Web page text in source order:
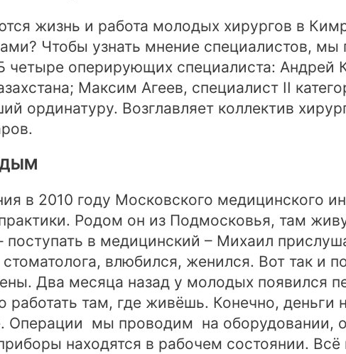
жизнь и работа молодых хирургов в
Чтобы узнать мнение специалистов,
четыре оперирующих специалиста: Андрей
Максим Агеев, специалист II
ординатуру. Возглавляет коллектив
в 2010 году Московского медицинского
Родом он из Подмосковья, там
в медицинский – Михаил
влюбился, женился. Вот так и
Два месяца назад у молодых появился
работать там, где живёшь. Конечно,
Операции мы проводим на оборудовании,
находятся в рабочем состоянии.